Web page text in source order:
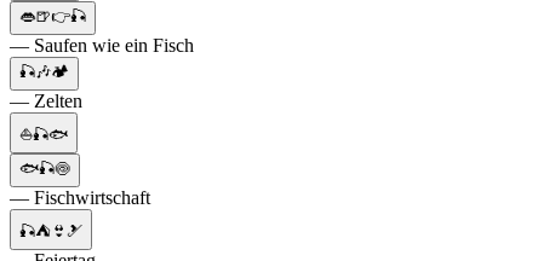
👄🍺👉🎣
— Saufen wie ein Fisch
🎣🎶🏕️
— Zelten
⛵🎣🐟
🐟🎣🍥
— Fischwirtschaft
🎣⛺👙🎿